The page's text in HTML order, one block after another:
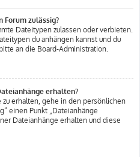
Forum zulässig?
Dateitypen zulassen oder verbieten.
du anhängen kannst und du
an die Board-Administration.
erhalten?
erhalten, gehe in den persönlichen
einen Punkt „Dateianhänge
Dateianhänge erhalten und diese